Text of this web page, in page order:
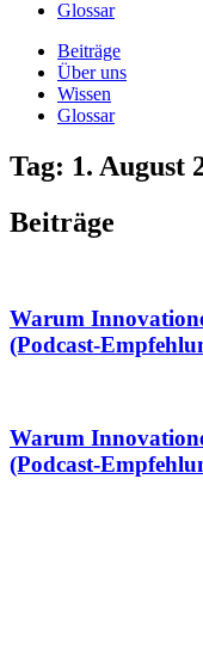
Glossar
Beiträge
Über uns
Wissen
Glossar
Tag: 1. August
Beiträge
Warum
(Podcast-
Warum
(Podcast-